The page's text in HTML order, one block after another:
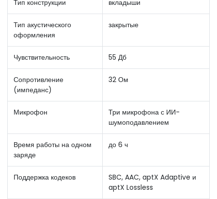
Тип конструкции вкладыши
Тип акустического
оформления
закрытые
Чувствительность 55 Дб
Сопротивление
(импеданс)
32 Ом
Микрофон
Три микрофона с ИИ-
шумоподавлением
Время работы на одном
заряде
до 6 ч
Поддержка кодеков
SBC, AAC, aptX Adaptive и
aptX Lossless